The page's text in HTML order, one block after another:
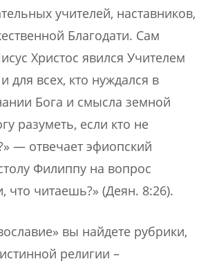
учителей, наставников,
Благодати. Сам
Христос явился Учителем
для всех, кто нуждался в
Бога и смысла земной
разуметь, если кто не
— отвечает эфиопский
Филиппу на вопрос
что читаешь?» (Деян. 8:26).
вы найдете рубрики,
религии –